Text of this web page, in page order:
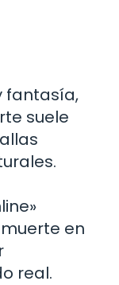
fantasía,
suele
en
real.